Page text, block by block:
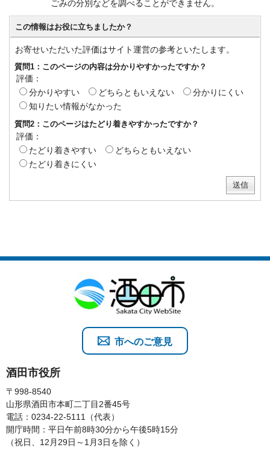
ごみの分別などを調べることができません。
この情報はお役に立ちましたか？
お寄せいただいた評価はサイト運営の参考といたします。
質問1：このページの内容は分かりやすかったですか？
評価：
分かりやすい
どちらともいえない
分かりにくい
知りたい情報がなかった
質問2：このページはたどり着きやすかったですか？
評価：
たどり着きやすい
どちらともいえない
たどり着きにくい
酒田市役所
〒998-8540
山形県酒田市本町二丁目2番45号
電話：0234-22-5111（代表）
開庁時間：平日午前8時30分から午後5時15分
（祝日、12月29日～1月3日を除く）
市へのご意見